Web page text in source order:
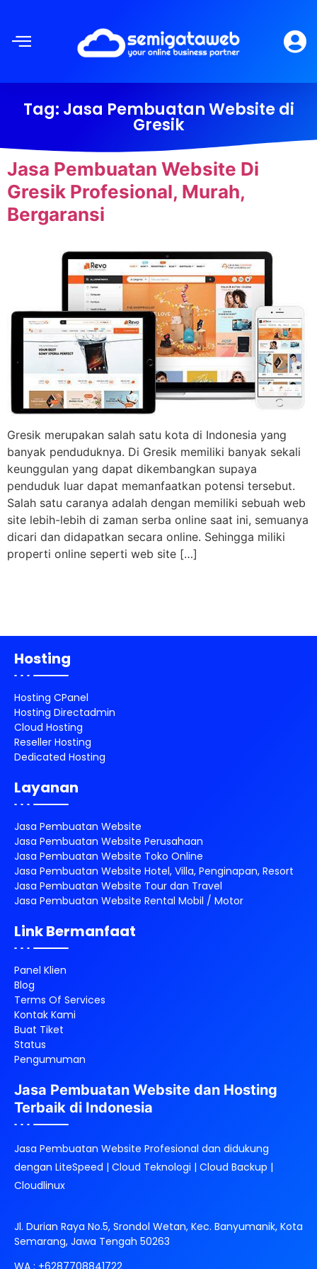
Tag: Jasa Pembuatan Website di
Gresik
Jasa Pembuatan Website Di
Gresik Profesional, Murah,
Bergaransi
Gresik merupakan salah satu kota di Indonesia yang
banyak penduduknya. Di Gresik memiliki banyak sekali
keunggulan yang dapat dikembangkan supaya
penduduk luar dapat memanfaatkan potensi tersebut.
Salah satu caranya adalah dengan memiliki sebuah web
site lebih-lebih di zaman serba online saat ini, semuanya
dicari dan didapatkan secara online. Sehingga miliki
properti online seperti web site […]
Hosting
Hosting CPanel
Hosting Directadmin
Cloud Hosting
Reseller Hosting
Dedicated Hosting
Layanan
Jasa Pembuatan Website
Jasa Pembuatan Website Perusahaan
Jasa Pembuatan Website Toko Online
Jasa Pembuatan Website Hotel, Villa, Penginapan, Resort
Jasa Pembuatan Website Tour dan Travel
Jasa Pembuatan Website Rental Mobil / Motor
Link Bermanfaat
Panel Klien
Blog
Terms Of Services
Kontak Kami
Buat Tiket
Status
Pengumuman
Jasa Pembuatan Website dan Hosting
Terbaik di Indonesia
Jasa Pembuatan Website Profesional dan didukung
dengan LiteSpeed | Cloud Teknologi | Cloud Backup |
Cloudlinux
Jl. Durian Raya No.5, Srondol Wetan, Kec. Banyumanik, Kota
Semarang, Jawa Tengah 50263